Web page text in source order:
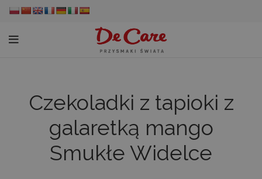
Czekoladki z tapioki z
galaretką mango
Smukłe Widelce